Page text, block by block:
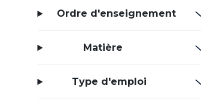
Ordre d'enseignement
Matière
Type d'emploi